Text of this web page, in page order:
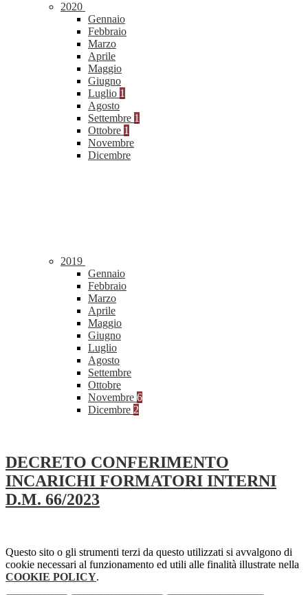
2020
Gennaio
Febbraio
Marzo
Aprile
Maggio
Giugno
Luglio 1
Agosto
Settembre 1
Ottobre 1
Novembre
Dicembre
2019
Gennaio
Febbraio
Marzo
Aprile
Maggio
Giugno
Luglio
Agosto
Settembre
Ottobre
Novembre 6
Dicembre 2
DECRETO CONFERIMENTO
INCARICHI FORMATORI INTERNI
D.M. 66/2023
Questo sito o gli strumenti terzi da questo utilizzati si avvalgono di
cookie necessari al funzionamento ed utili alle finalità illustrate nella
COOKIE POLICY.